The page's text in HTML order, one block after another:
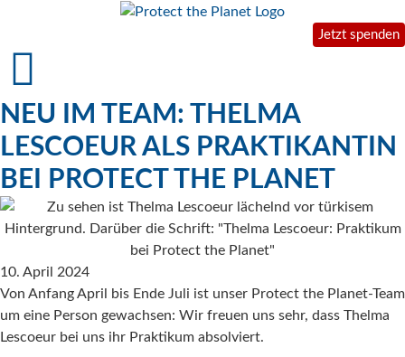
Jetzt spenden
NEU IM TEAM: THELMA
LESCOEUR ALS PRAKTIKANTIN
BEI PROTECT THE PLANET
10. April 2024
Von Anfang April bis Ende Juli ist unser Protect the Planet-Team
um eine Person gewachsen: Wir freuen uns sehr, dass Thelma
Lescoeur bei uns ihr Praktikum absolviert.